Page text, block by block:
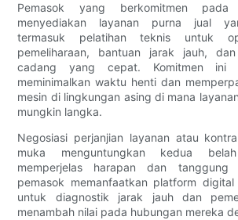
Pemasok yang berkomitmen pada
menyediakan layanan purna jual
termasuk pelatihan teknis untuk
pemeliharaan, bantuan jarak jauh,
cadang yang cepat. Komitmen ini
meminimalkan waktu henti dan
mesin di lingkungan asing di mana
mungkin langka.
Negosiasi perjanjian layanan atau
muka menguntungkan kedua
memperjelas harapan dan tanggung
pemasok memanfaatkan platform
untuk diagnostik jarak jauh dan
menambah nilai pada hubungan mereka